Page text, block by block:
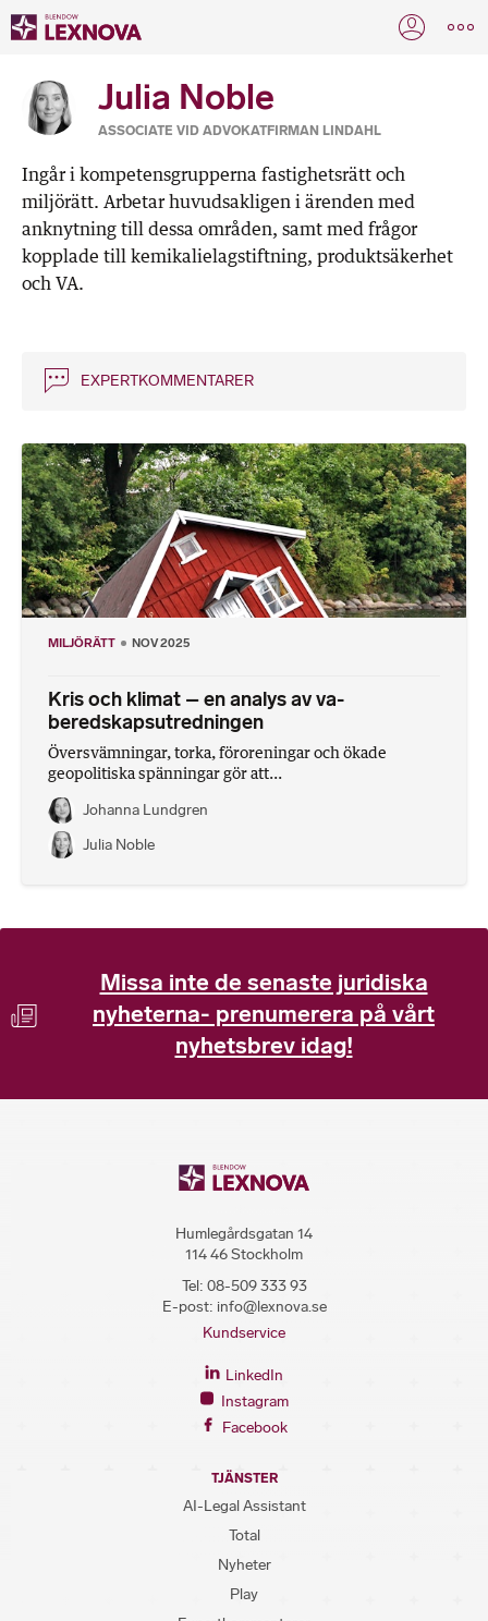
Julia Noble
ASSOCIATE VID ADVOKATFIRMAN LINDAHL
Ingår i kompetensgrupperna fastighetsrätt och
miljörätt. Arbetar huvudsakligen i ärenden med
anknytning till dessa områden, samt med frågor
kopplade till kemikalielagstiftning, produktsäkerhet
och VA.
EXPERTKOMMENTARER
MILJÖRÄTT NOV 2025
Kris och klimat – en analys av va-
beredskapsutredningen
Översvämningar, torka, föroreningar och ökade
geopolitiska spänningar gör att...
Johanna Lundgren
Julia Noble
Missa inte de senaste juridiska
nyheterna- prenumerera på vårt
nyhetsbrev idag!
Humlegårdsgatan 14
114 46 Stockholm
Tel: 08-509 333 93
E-post: info@lexnova.se
Kundservice
LinkedIn
Instagram
Facebook
TJÄNSTER
AI-Legal Assistant
Total
Nyheter
Play